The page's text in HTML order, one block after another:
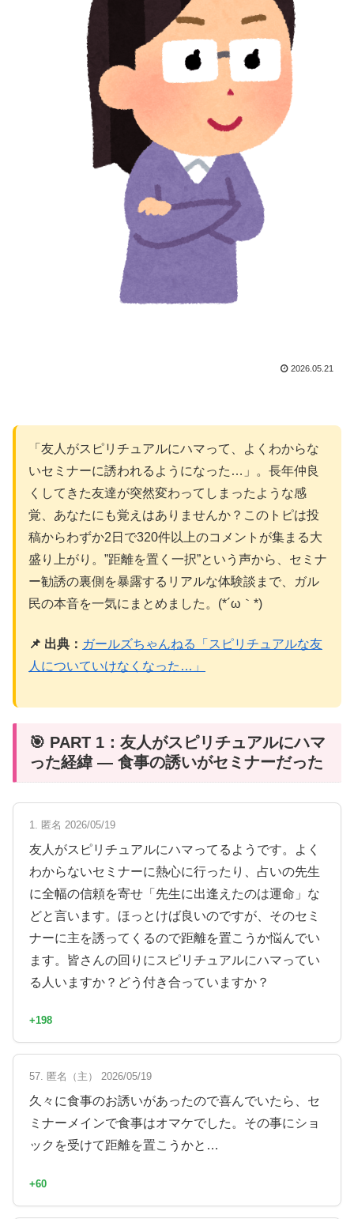
2026.05.21
「友人がスピリチュアルにハマって、よくわからな
いセミナーに誘われるようになった…」。長年仲良
くしてきた友達が突然変わってしまったような感
覚、あなたにも覚えはありませんか？このトピは投
稿からわずか2日で320件以上のコメントが集まる大
盛り上がり。”距離を置く一択”という声から、セミナ
ー勧誘の裏側を暴露するリアルな体験談まで、ガル
民の本音を一気にまとめました。(*´ω｀*)
📌 出典： ガールズちゃんねる「スピリチュアルな友
人についていけなくなった…」
🎯 PART 1：友人がスピリチュアルにハマ
った経緯 — 食事の誘いがセミナーだった
1. 匿名 2026/05/19
友人がスピリチュアルにハマってるようです。よく
わからないセミナーに熱心に行ったり、占いの先生
に全幅の信頼を寄せ「先生に出逢えたのは運命」な
どと言います。ほっとけば良いのですが、そのセミ
ナーに主を誘ってくるので距離を置こうか悩んでい
ます。皆さんの回りにスピリチュアルにハマってい
る人いますか？どう付き合っていますか？
+198
57. 匿名（主） 2026/05/19
久々に食事のお誘いがあったので喜んでいたら、セ
ミナーメインで食事はオマケでした。その事にショ
ックを受けて距離を置こうかと…
+60